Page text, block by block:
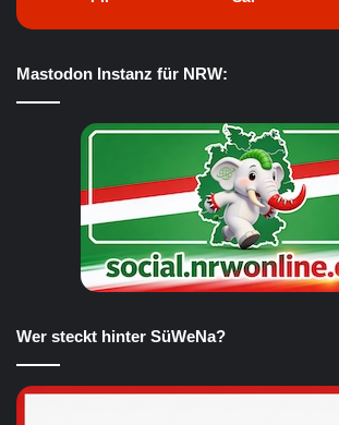
Mastodon Instanz für NRW:
Wer steckt hinter SüWeNa?